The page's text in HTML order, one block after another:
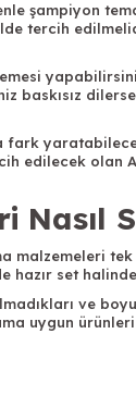
şampiyon
tercih
fark
edilecek
Nasıl
malzemeleri
hazır set
ve
uygun